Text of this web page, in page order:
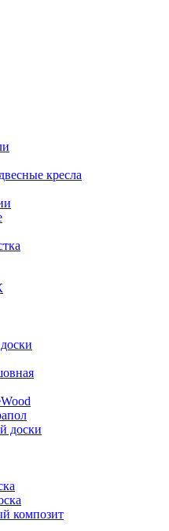
кресла
доски
композит